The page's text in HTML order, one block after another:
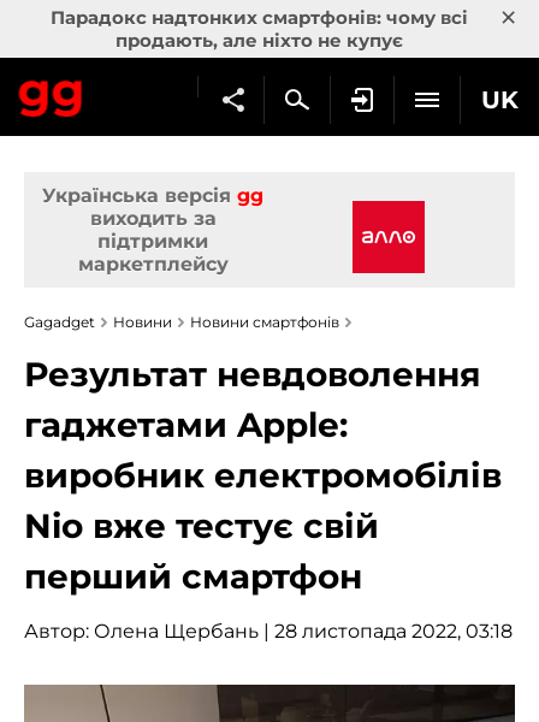
Парадокс надтонких смартфонів: чому всі
продають, але ніхто не купує
×
UK
Українська версія gg
виходить за
підтримки
маркетплейсу
Gagadget Новини Новини смартфонів
Результат невдоволення
гаджетами Apple:
виробник електромобілів
Nio вже тестує свій
перший смартфон
Автор: Олена Щербань | 28 листопада 2022, 03:18